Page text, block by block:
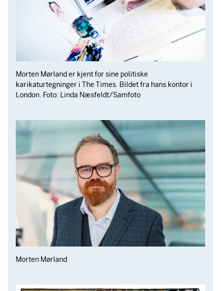
Morten Mørland er kjent for sine politiske
karikaturtegninger i The Times. Bildet fra hans kontor i
London. Foto: Linda Næsfeldt/Samfoto
Morten Mørland